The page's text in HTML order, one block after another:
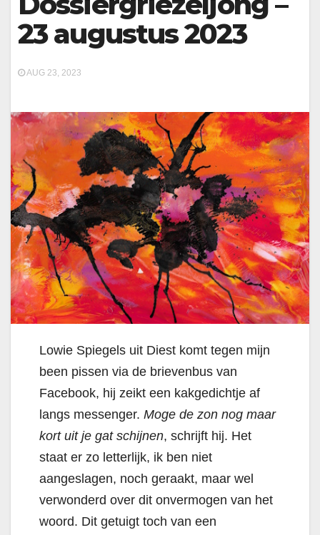
23 augustus 2023
AUG 23, 2023
Lowie Spiegels uit Diest komt tegen mijn
been pissen via de brievenbus van
Facebook, hij zeikt een kakgedichtje af
langs messenger. Moge de zon nog maar
kort uit je gat schijnen, schrijft hij. Het
staat er zo letterlijk, ik ben niet
aangeslagen, noch geraakt, maar wel
verwonderd over dit onvermogen van het
woord. Dit getuigt toch van een